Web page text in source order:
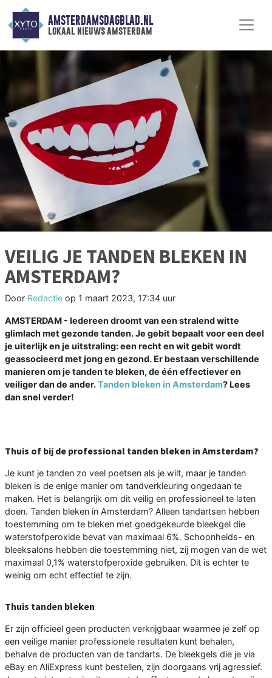
AMSTERDAMSDAGBLAD.NL
lokaal nieuws amsterdam
VEILIG JE TANDEN BLEKEN IN
AMSTERDAM?
Door Redactie op 1 maart 2023, 17:34 uur
AMSTERDAM - Iedereen droomt van een stralend witte
glimlach met gezonde tanden. Je gebit bepaalt voor een deel
je uiterlijk en je uitstraling: een recht en wit gebit wordt
geassocieerd met jong en gezond. Er bestaan verschillende
manieren om je tanden te bleken, de één effectiever en
veiliger dan de ander.Tanden bleken in Amsterdam? Lees
dan snel verder!
Thuis of bij de professional tanden bleken in Amsterdam?
Je kunt je tanden zo veel poetsen als je wilt, maar je tanden
bleken is de enige manier om tandverkleuring ongedaan te
maken. Het is belangrijk om dit veilig en professioneel te laten
doen. Tanden bleken in Amsterdam? Alleen tandartsen hebben
toestemming om te bleken met goedgekeurde bleekgel die
waterstofperoxide bevat van maximaal 6%. Schoonheids- en
bleeksalons hebben die toestemming niet, zij mogen van de wet
maximaal 0,1% waterstofperoxide gebruiken. Dit is echter te
weinig om echt effectief te zijn.
Thuis tanden bleken
Er zijn officieel geen producten verkrijgbaar waarmee je zelf op
een veilige manier professionele resultaten kunt behalen,
behalve de producten van de tandarts. De bleekgels die je via
eBay en AliExpress kunt bestellen, zijn doorgaans vrij agressief.